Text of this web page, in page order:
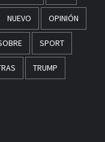
NUEVO OPINIÓN
SPORT
TRUMP